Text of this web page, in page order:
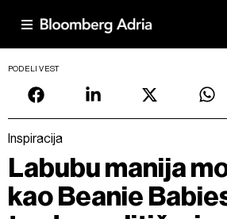
PODELI VEST
Inspiracija
Labubu manija
kao Beanie